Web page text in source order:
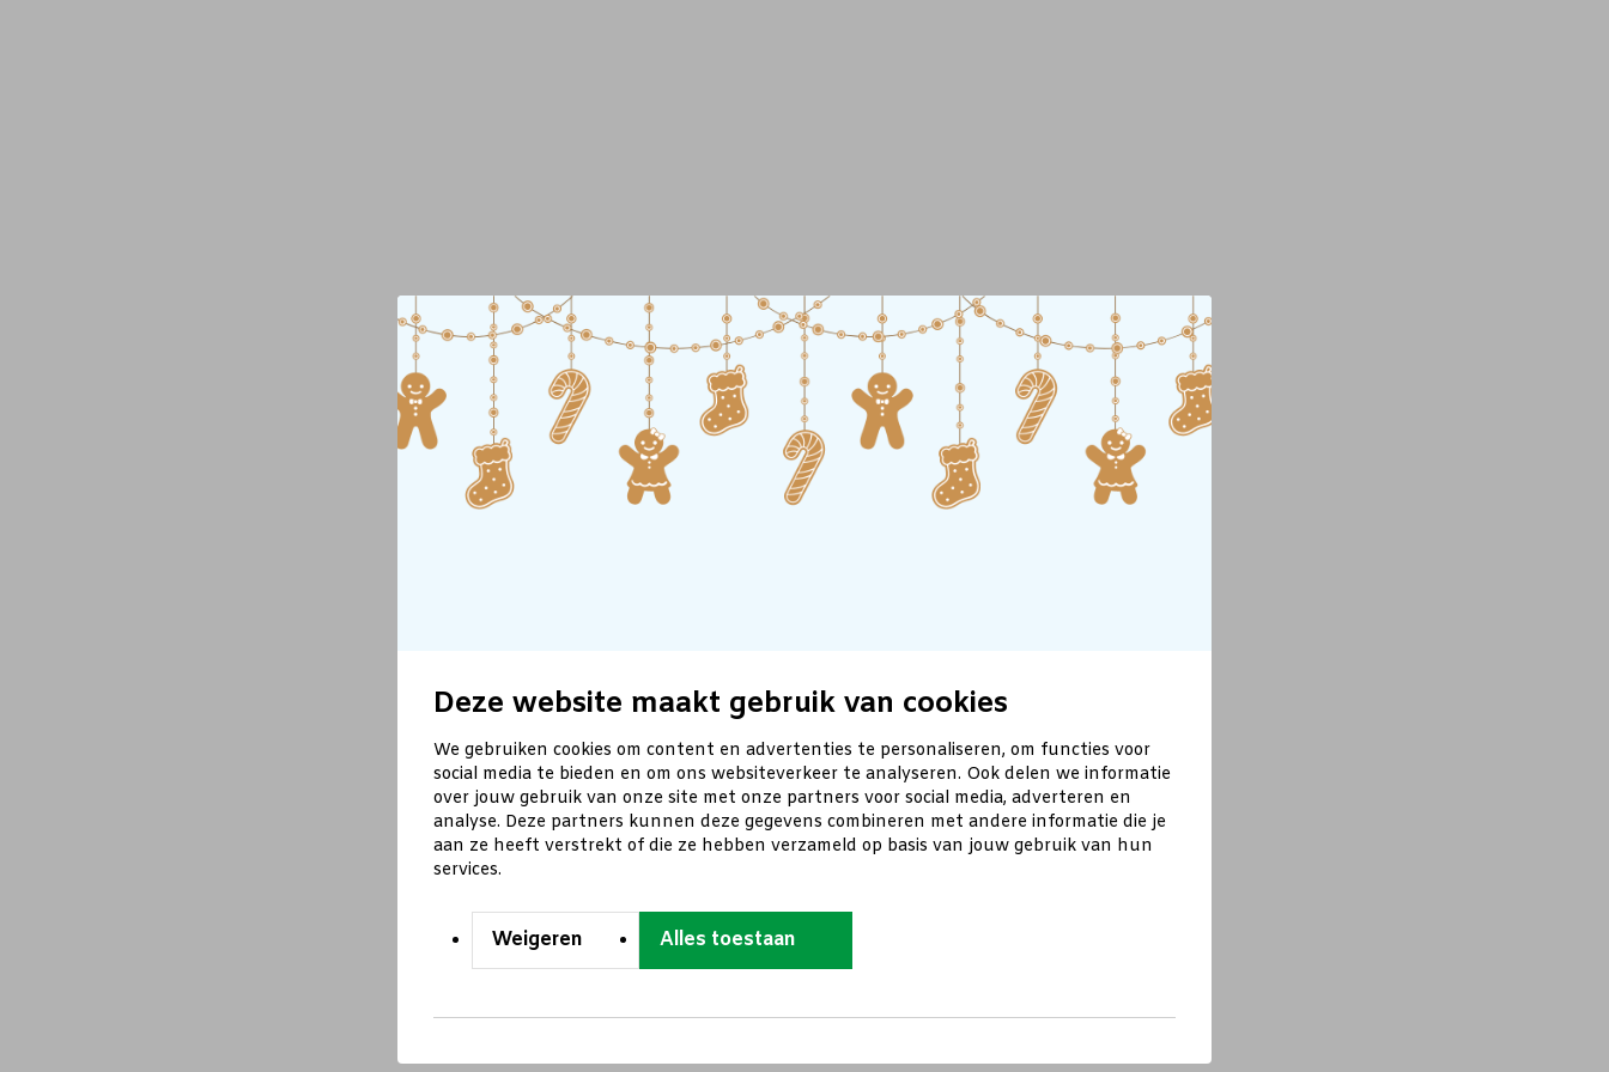
Deze website maakt gebruik van cookies
We gebruiken cookies om content en advertenties te personaliseren, om functies voor
social media te bieden en om ons websiteverkeer te analyseren. Ook delen we informatie
over jouw gebruik van onze site met onze partners voor social media, adverteren en
analyse. Deze partners kunnen deze gegevens combineren met andere informatie die je
aan ze heeft verstrekt of die ze hebben verzameld op basis van jouw gebruik van hun
services.
Weigeren Alles toestaan